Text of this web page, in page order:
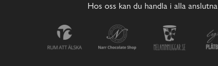
Hos oss kan du handla i alla